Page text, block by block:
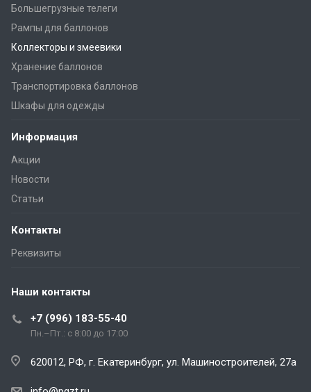
Большегрузные телеги
Рампы для баллонов
Коллекторы и змеевики
Хранение баллонов
Транспортировка баллонов
Шкафы для одежды
Информация
Акции
Новости
Статьи
Контакты
Реквизиты
Наши контакты
+7 (996) 183-55-40
Пн.–Пт.: с 8:00 до 17:00
620012, РФ, г. Екатеринбург, ул. Машиностроителей, 27а